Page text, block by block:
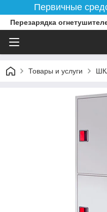
Первичные
Перезарядка
Товары и услуги